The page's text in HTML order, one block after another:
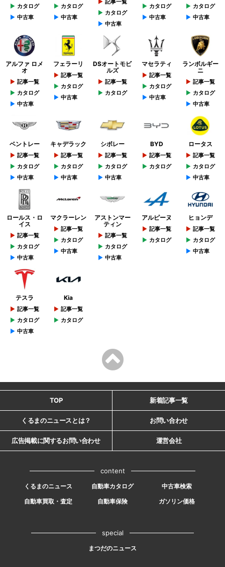
カタログ
中古車
カタログ
中古車
記事一覧
カタログ
中古車
カタログ
中古車
カタログ
中古車
アルファ ロメ
オ
記事一覧
カタログ
中古車
フェラーリ
記事一覧
カタログ
中古車
DSオートモビ
ルズ
記事一覧
カタログ
マセラティ
記事一覧
カタログ
中古車
ランボルギー
ニ
記事一覧
カタログ
中古車
ベントレー
記事一覧
カタログ
中古車
キャデラック
記事一覧
カタログ
中古車
シボレー
記事一覧
カタログ
中古車
BYD
記事一覧
カタログ
ロータス
記事一覧
カタログ
中古車
ロールス・ロ
イス
記事一覧
カタログ
中古車
マクラーレン
記事一覧
カタログ
中古車
アストンマー
ティン
記事一覧
カタログ
中古車
アルピーヌ
記事一覧
カタログ
ヒョンデ
記事一覧
カタログ
中古車
テスラ
記事一覧
カタログ
中古車
Kia
記事一覧
カタログ
TOP 新着記事一覧
くるまのニュースとは？ お問い合わせ
広告掲載に関するお問い合わせ 運営会社
content
くるまのニュース 自動車カタログ
中古車検索
自動車買取・査定
自動車保険 ガソリン価格
special
まつだのニュース